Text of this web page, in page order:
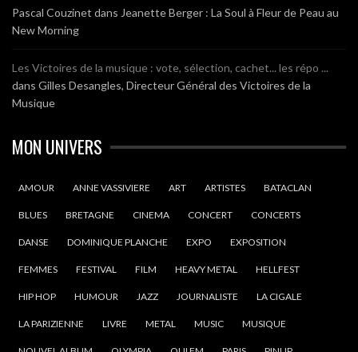
Pascal Couzinet dans Jeanette Berger : La Soul à Fleur de Peau au
New Morning
Les Victoires de la musique : vote, sélection, cachet... les répo ...
dans Gilles Desangles, Directeur Général des Victoires de la
Musique
MON UNIVERS
AMOUR ANNE VASSIVIERE ART ARTISTES BATACLAN
BLUES BRETAGNE CINEMA CONCERT CONCERTS
DANSE DOMINIQUE PLANCHE EXPO EXPOSITION
FEMMES FESTIVAL FILM HEAVY METAL HELLFEST
HIP HOP HUMOUR JAZZ JOURNALISTE LA CIGALE
LA PARIZIENNE LIVRE METAL MUSIC MUSIQUE